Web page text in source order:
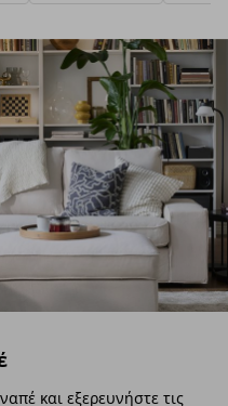
και εξερευνήστε τις